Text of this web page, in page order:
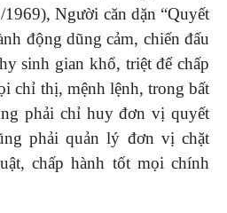
Người căn dặn “Quyết
động dũng cảm, chiến đấu
sinh gian khổ, triệt để chấp
chỉ thị, mệnh lệnh, trong bất
phải chỉ huy đơn vị quyết
phải quản lý đơn vị chặt
chấp hành tốt mọi chính